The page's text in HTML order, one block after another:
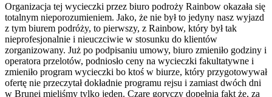
Organizacja tej wycieczki przez biuro podroży Rainbow okazała się
totalnym nieporozumieniem. Jako, że nie był to jedyny nasz wyjazd
z tym biurem podróży, to pierwszy, z Rainbow, który był tak
nieprofesjonalnie i nieuczciwie w stosunku do klientów
zorganizowany. Już po podpisaniu umowy, biuro zmieniło godziny i
operatora przelotów, podniosło ceny na wycieczki fakultatywne i
zmieniło program wycieczki bo ktoś w biurze, który przygotowywał
ofertę nie przeczytał dokładnie programu rejsu i zamiast dwóch dni
w Brunei mieliśmy tylko jeden. Czarę goryczy dopełnia fakt że, za